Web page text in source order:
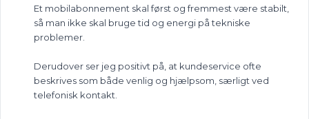
Et mobilabonnement skal først og fremmest være stabilt,
så man ikke skal bruge tid og energi på tekniske
problemer.
Derudover ser jeg positivt på, at kundeservice ofte
beskrives som både venlig og hjælpsom, særligt ved
telefonisk kontakt.